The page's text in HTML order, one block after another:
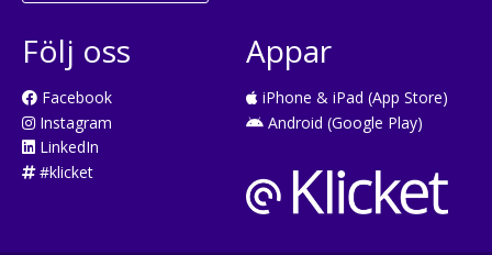
Följ oss
Facebook
Instagram
LinkedIn
#klicket
Appar
iPhone & iPad (App Store)
Android (Google Play)